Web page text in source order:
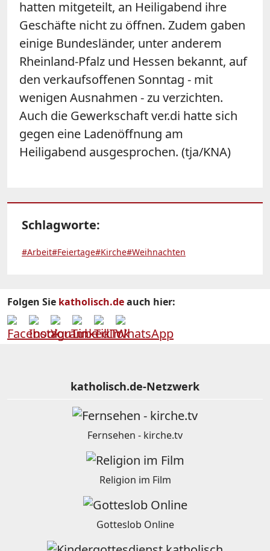
hatten mitgeteilt, an Heiligabend ihre
Geschäfte nicht zu öffnen. Zudem gaben
einige Bundesländer, unter anderem
Rheinland-Pfalz und Hessen bekannt, auf
den verkaufsoffenen Sonntag - mit
wenigen Ausnahmen - zu verzichten.
Auch die Gewerkschaft ver.di hatte sich
gegen eine Ladenöffnung am
Heiligabend ausgesprochen. (tja/KNA)
Schlagworte:
#Arbeit#Feiertage#Kirche#Weihnachten
Folgen Sie katholisch.deauch hier:
katholisch.de-Netzwerk
Fernsehen - kirche.tv
Religion im Film
Gotteslob Online